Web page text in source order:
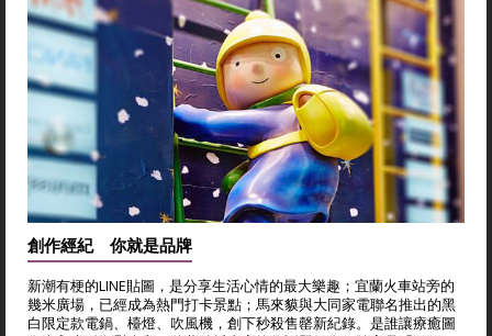
創作經紀 你就是品牌
新潮有梗的LINE貼圖，是分享生活心情的最大樂趣；宜蘭火車站旁的
幾米廣場，已經成為熱門打卡景點；馬來貘與大同家電聯名推出的黑
白限定款電鍋、檯燈、吹風機，創下秒殺售罄新紀錄。是誰讓療癒圖